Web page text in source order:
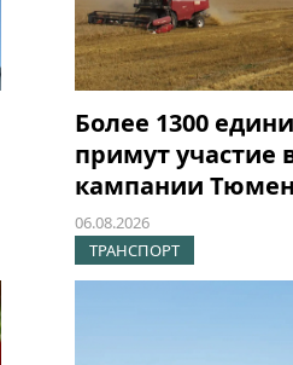
Более 1300
примут участие
кампании
06.08.2026
ТРАНСПОРТ